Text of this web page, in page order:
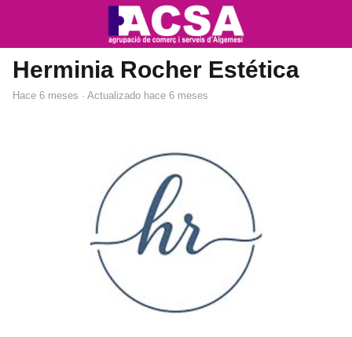
Herminia Rocher Estética
hace 6 meses · Actualizado hace 6 meses